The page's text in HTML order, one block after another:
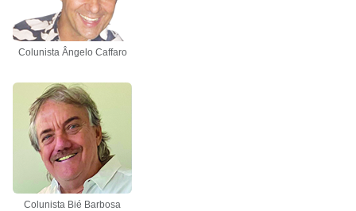
Colunista Ângelo Caffaro
Colunista Bié Barbosa